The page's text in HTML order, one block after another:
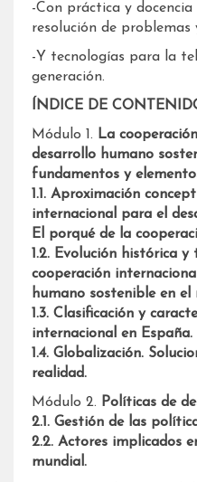
-Con práctica y
resolución de problemas
-Y tecnologías para la
generación.
ÍNDICE DE
Módulo 1. La
desarrollo humano
fundamentos y
1.1. Aproximación
internacional para el
El porqué de la
1.2. Evolución histórica
cooperación
humano sostenible en el
1.3. Clasificación y
internacional en España.
1.4. Globalización.
realidad.
Módulo 2. Políticas de
2.1. Gestión de las
2.2. Actores implicados
mundial.